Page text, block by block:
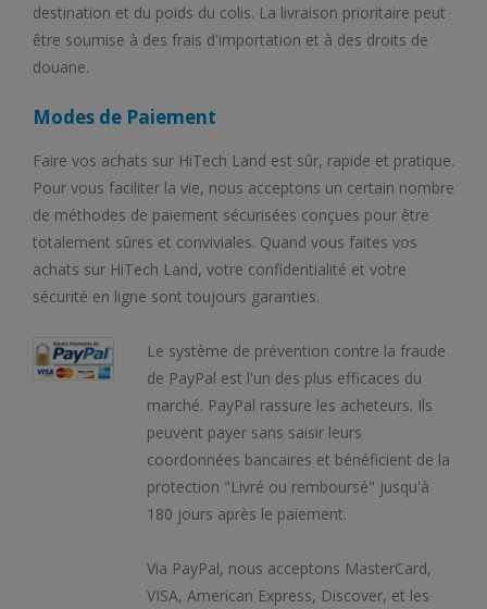
destination et du poids du colis. La livraison prioritaire peut
être soumise à des frais d'importation et à des droits de
douane.
Modes de Paiement
Faire vos achats sur HiTech Land est sûr, rapide et pratique.
Pour vous faciliter la vie, nous acceptons un certain nombre
de méthodes de paiement sécurisées conçues pour être
totalement sûres et conviviales. Quand vous faites vos
achats sur HiTech Land, votre confidentialité et votre
sécurité en ligne sont toujours garanties.
Le système de prévention contre la fraude
de PayPal est l'un des plus efficaces du
marché. PayPal rassure les acheteurs. Ils
peuvent payer sans saisir leurs
coordonnées bancaires et bénéficient de la
protection "Livré ou remboursé" jusqu'à
180 jours après le paiement.
Via PayPal, nous acceptons MasterCard,
VISA, American Express, Discover, et les